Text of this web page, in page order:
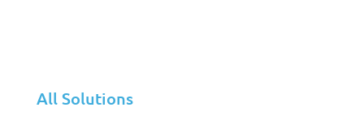
All Solutions
quotidiennes des utilisateurs et la conduite